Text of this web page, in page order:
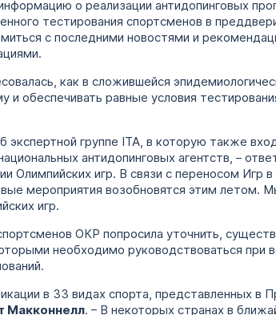
о реализации антидопинговых
тестирования спортсменов в
с последними новостями и
как в сложившейся
и обеспечивать равные условия
экспертной группе ITA, в которую также
антидопинговых агентств, –
Олимпийских игр. В связи с переносом Игр
мероприятия возобновятся этим летом.
игр.
ОКР попросила уточнить,
необходимо руководствоваться при
в 33 видах спорта, представленных
Макконнелл. – В некоторых странах в